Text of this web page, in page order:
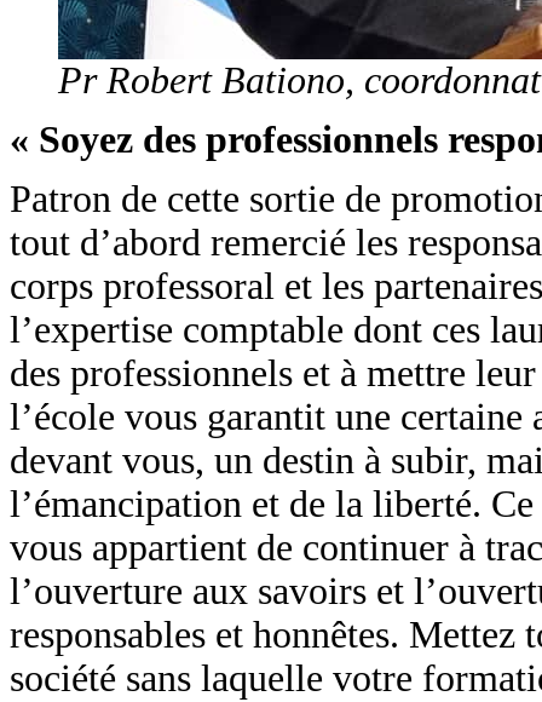
Pr Robert Bationo,
« Soyez des professionnels
Patron de cette sortie de
tout d’abord remercié les
corps professoral et les
l’expertise comptable dont ces
des professionnels et à mettre
l’école vous garantit une
devant vous, un destin à subir,
l’émancipation et de la liberté.
vous appartient de continuer à
l’ouverture aux savoirs et
responsables et honnêtes.
société sans laquelle votre